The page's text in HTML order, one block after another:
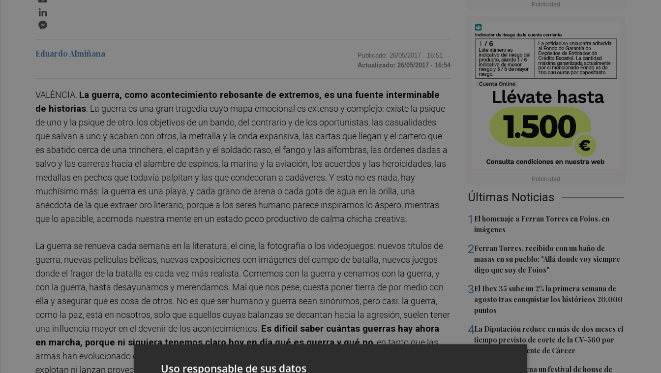
Últimas Noticias
1 El homenaje a Ferran Torres en Foios, en
imágenes
2Ferran Torres, recibido con un baño de
masas en su pueblo: "Allá donde voy siempre
digo que soy de Foios"
3El Ibex 35 sube un 2% la primera semana de
agosto tras conquistar los históricos 20.000
puntos
4La Diputación reduce en más de dos meses el
tiempo previsto de corte de la CV-560 por
las obras del puente de Càrcer
Roig Arena estrena un festival de house de
Eduardo Almiñana Publicado: 26/05/2017 · 16:51
Actualizado: 26/05/2017 · 16:54
VALÈNCIA. La guerra, como acontecimiento rebosante de extremos, es una fuente interminable
de historias. La guerra es una gran tragedia cuyo mapa emocional es extenso y complejo: existe la psique
de uno y la psique de otro, los objetivos de un bando, del contrario y de los oportunistas, las casualidades
que salvan a uno y acaban con otros, la metralla y la onda expansiva, las cartas que llegan y el cartero que
es abatido cerca de una trinchera, el capitán y el soldado raso, el fango y las alfombras, las órdenes dadas a
salvo y las carreras hacia el alambre de espinos, la marina y la aviación, los acuerdos y las heroicidades, las
medallas en pechos que todavía palpitan y las que condecoran a cadáveres. Y esto no es nada, hay
muchísimo más: la guerra es una playa, y cada grano de arena o cada gota de agua en la orilla, una
anécdota de la que extraer oro literario, porque a los seres humano parece inspirarnos lo áspero, mientras
que lo apacible, acomoda nuestra mente en un estado poco productivo de calma chicha creativa.
La guerra se renueva cada semana en la literatura, el cine, la fotografía o los videojuegos: nuevos títulos de
guerra, nuevas películas bélicas, nuevas exposiciones con imágenes del campo de batalla, nuevos juegos
donde el fragor de la batalla es cada vez más realista. Comemos con la guerra y cenamos con la guerra, y
con la guerra, hasta desayunamos y merendamos. Mal que nos pese, cuesta poner tierra de por medio con
ella y asegurar que es cosa de otros. No es que ser humano y guerra sean sinónimos, pero casi: la guerra,
como la paz, está en nosotros, solo que aquellos cuyas balanzas se decantan hacia la agresión, suelen tener
una influencia mayor en el devenir de los acontecimientos. Es difícil saber cuántas guerras hay ahora
en marcha, porque ni siquiera tenemos claro hoy en día qué es guerra y qué no, en tanto que las
armas han evolucionado enormemente hasta el punto de que muchas de ellas -algunas de las peores- ni
explotan ni lanzan proyectiles. La economía, la comunicación, la homogeneización del pensamiento a
Uso responsable de sus datos